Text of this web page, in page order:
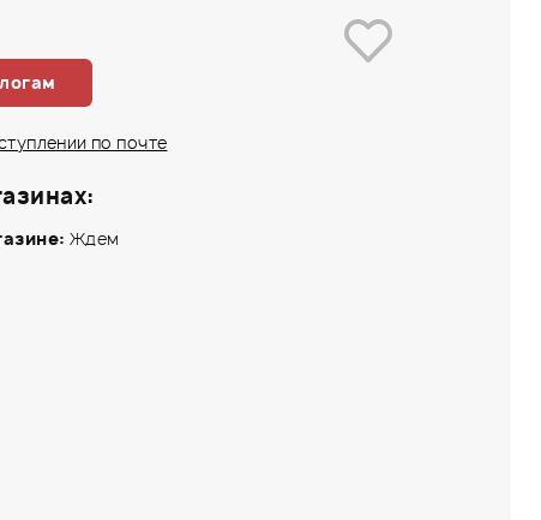
по почте
Ждем